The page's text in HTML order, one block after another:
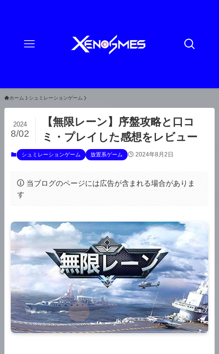
ホーム シュミレーションゲーム
【無限レーン】序盤攻略と口コ
ミ・プレイした感想をレビュー
2024
8/02
シュミレーションゲーム 放置系ゲーム 2024年8月2日
当ブログのページには広告が含まれる場合がありま
す